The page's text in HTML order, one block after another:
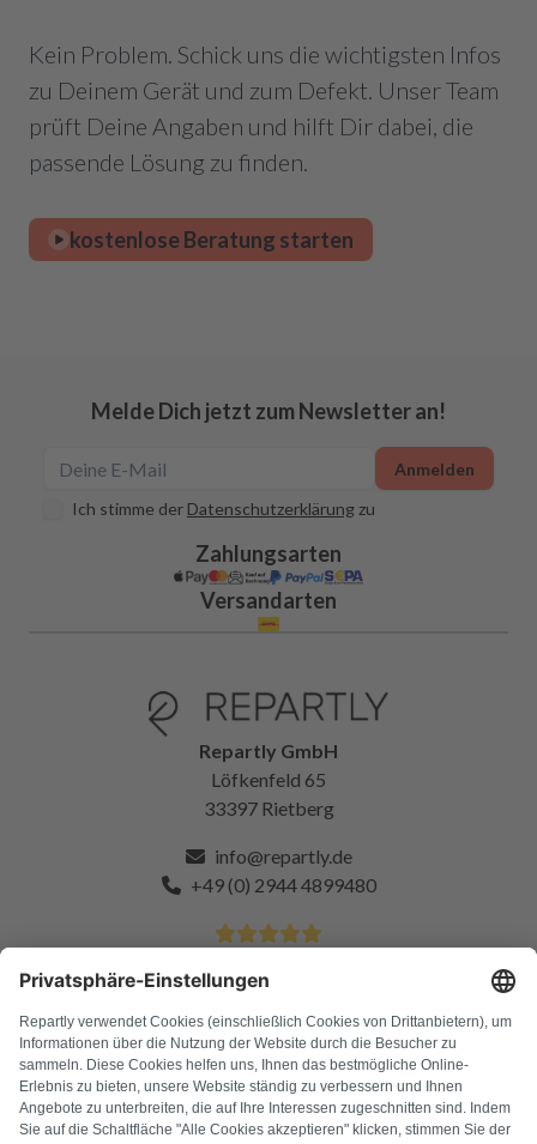
Kein Problem. Schick uns die wichtigsten Infos
zu Deinem Gerät und zum Defekt. Unser Team
prüft Deine Angaben und hilft Dir dabei, die
passende Lösung zu finden.
kostenlose Beratung starten
Melde Dich jetzt zum Newsletter an!
Ich stimme der Datenschutzerklärung zu
Anmelden
Zahlungsarten
Versandarten
Repartly GmbH
Löfkenfeld 65
33397 Rietberg
info@repartly.de
+49 (0) 2944 4899480
FAQ